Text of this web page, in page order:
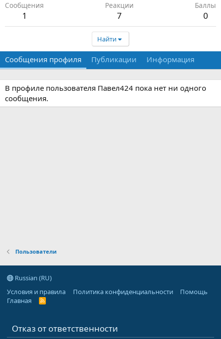
Сообщения
1
Реакции
7
Баллы
0
Найти
Сообщения профиля Публикации Информация
В профиле пользователя Павел424 пока нет ни одного
сообщения.
Пользователи
Russian (RU)
Условия и правила
Политика конфиденциальности
Помощь
Главная
R
Отказ от ответственности